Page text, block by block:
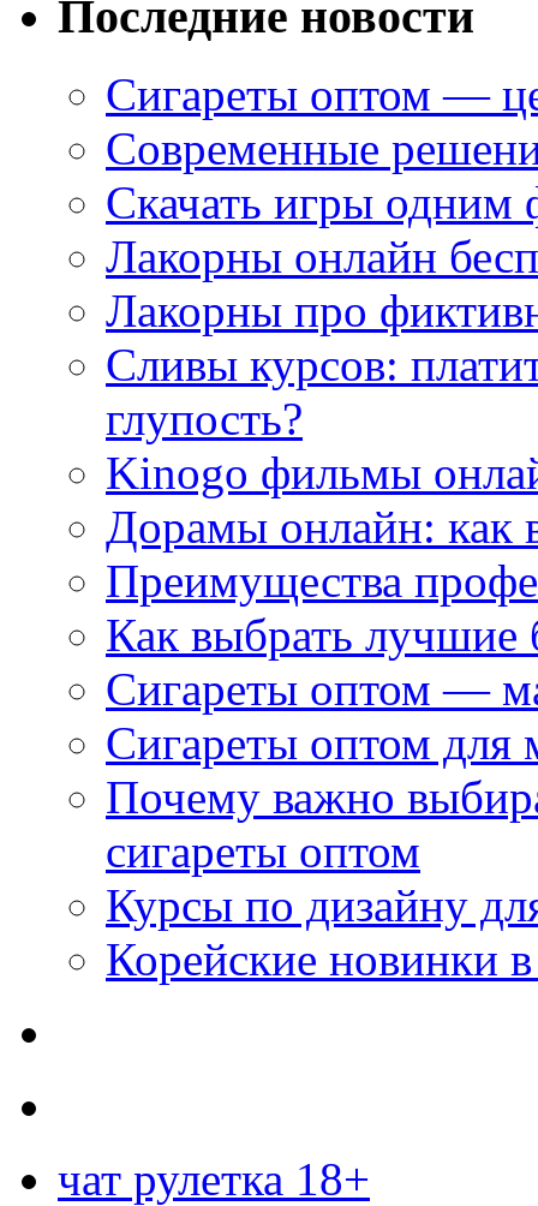
Последние новости
Сигареты оптом —
Современные
Скачать игры одним
Лакорны онлайн
Лакорны про
Сливы курсов:
глупость?
Kinogo фильмы
Дорамы онлайн: как
Преимущества
Как выбрать
Сигареты оптом —
Сигареты оптом для
Почему важно
сигареты оптом
Курсы по дизайну
Корейские новинки
чат рулетка 18+